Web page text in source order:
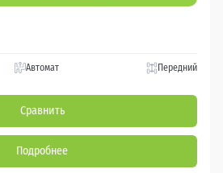
Автомат Передний
Сравнить
Подробнее